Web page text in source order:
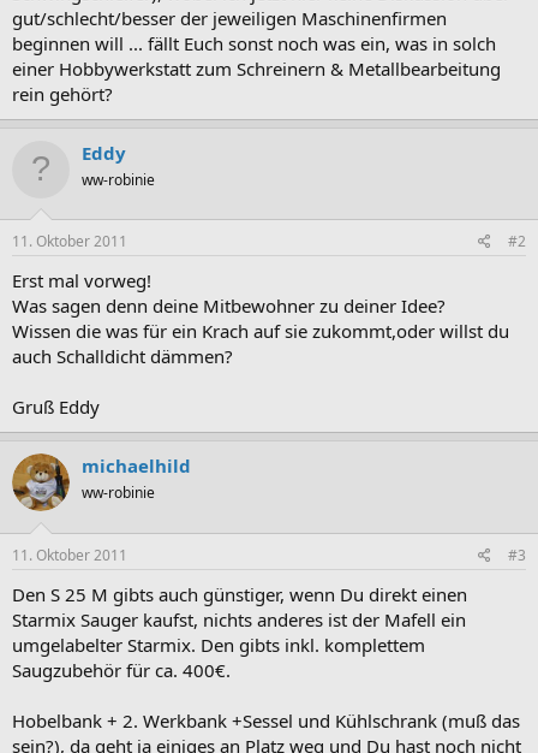
gut/schlecht/besser der jeweiligen Maschinenfirmen
beginnen will ... fällt Euch sonst noch was ein, was in solch
einer Hobbywerkstatt zum Schreinern & Metallbearbeitung
rein gehört?
Eddy
ww-robinie
11. Oktober 2011 #2
Erst mal vorweg!
Was sagen denn deine Mitbewohner zu deiner Idee?
Wissen die was für ein Krach auf sie zukommt,oder willst du
auch Schalldicht dämmen?
Gruß Eddy
michaelhild
ww-robinie
11. Oktober 2011 #3
Den S 25 M gibts auch günstiger, wenn Du direkt einen
Starmix Sauger kaufst, nichts anderes ist der Mafell ein
umgelabelter Starmix. Den gibts inkl. komplettem
Saugzubehör für ca. 400€.
Hobelbank + 2. Werkbank +Sessel und Kühlschrank (muß das
sein?), da geht ja einiges an Platz weg und Du hast noch nicht